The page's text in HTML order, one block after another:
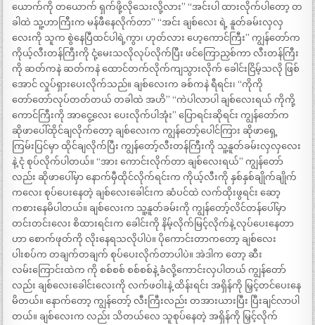
ယောက်ကို တယောက် ရှက်ဖို့လိုသေးလို့လား” “အင်းပါ ထားလိုက်ပါတော့ တ
ခါထဲ သူ့ဟာကြီးက မန်ဖီနေလိုက်တာ” “အင်း ချစ်လေး ရဲ့ နူတ်ခမ်းလှလှ
လေးကို သူက စွဲနေပြီထင်ပါရဲ့ကွာ၊ ဟုတ်လား ဟေ့ကောင်ကြီး” ကျွန်တော်က
ကိုယ့်လီးတန်ကြီးကို ငုံ့မေးသလိုလုပ်လိုက်ပြီး ဖင်ကြောညှစ်ကာ လီးတန်ကြီး
ကို ဆတ်ကနဲ ဆတ်ကနဲ ထောင်တက်လိုက်ကျသွားလိုက် ခေါင်းငြိမ့်သလို ဖြစ်
အောင် လှုပ်ရှားပေးလိုက်သည်။ ချစ်လေးက ခစ်ကနဲ ရီရင်း၊ “ကိုကို
တော်တော်လုပ်တတ်တယ် တခါထဲ အဟိ” “ကဲပါလာပါ ချစ်လေးရယ် ကိုကို့
ကောင်ကြီးကို အာငွေ့လေး ပေးလိုက်ပါအုံး” ပြောရင်းဆိုရင်း ကျွန်တော်က
ဆိုဖာပေါ်ထိုင်ချလိုက်တော့ ချစ်လေးက ကျွန်တော့်ပေါင်ကြား ဆိုဖာရှေ့
ကြမ်းပြင်မှာ ထိုင်ချလိုက်ပြီး ကျွန်တော့်လီးတန်ကြီးကို သူ့နူတ်ခမ်းလှလှလေး
နဲ့ ငုံ စုပ်လိုက်ပါတယ်။ “အား ကောင်းလိုက်တာ ချစ်လေးရယ်” ကျွန်တော်
လည်း ဆိုဖာပေါ်မှာ နောက်မှီထိုင်လိုက်ရင်းက ကိုယ့်လီးကို နှစ်နှစ်ချိုက်ချိုက်
ကလေး စုပ်ပေးနေတဲ့ ချစ်လေးခေါင်းက ဆံပင်ထဲ လက်ထိုးဖွရင်း ဆော့
ကစားနေမိပါတယ်။ ချစ်လေးက သူ့နူတ်ခမ်းကို ကျွန်တော့်လိင်တန်ပေါ်မှာ
တင်းတင်းလေး စိထားရင်းက ခေါင်းကို နိမ့်လိုက်မြင့်လိုက်နဲ့ လုပ်ပေးနေတာ
ဟာ စောက်ဖုတ်ကို လိုးနေရသလိုပါပဲ။ ပိုကောင်းတာကတော့ ချစ်လေး
ပါးစပ်က တချက်တချက် စုပ်ပေးလိုက်တာပါပဲ။ အဲဒါက တော့ ဆီး
လမ်းကြောင်းထဲက ကို စစ်စစ် စစ်စစ်နဲ့ ခံလို့ကောင်းလှပါတယ် ကျွန်တော်
လည်း ချစ်လေးခေါင်းလေးကို လက်ဖဝါးနဲ့ ထိန်းရင်း အရှိန်ကို မြှင့်တင်ပေးနေ
မိတယ်။ နောက်တော့ ကျွန်တော့် လီးကြီးလည်း တအားယားပြီး ပြီးချင်လာပါ
တယ်။ ချစ်လေးက လည်း သိတယ်လေ သူစုပ်နေတဲ့ အရှိန်ကို မြှင့်လိုက်